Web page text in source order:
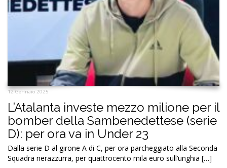
12 Gennaio 2025
L’Atalanta investe mezzo milione per il
bomber della Sambenedettese (serie
D): per ora va in Under 23
Dalla serie D al girone A di C, per ora parcheggiato alla Seconda
Squadra nerazzurra, per quattrocento mila euro sull’unghia […]